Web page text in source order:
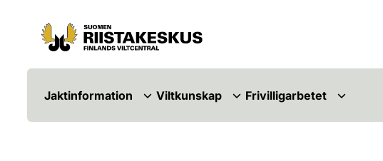
Hoppa till innehåll
Gå till webbplatskartan
Jaktinformation Viltkunskap Frivilligarbetet